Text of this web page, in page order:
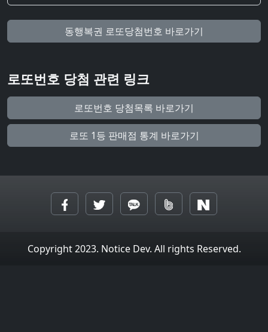
동행복권 로또당첨번호 바로가기
로또번호 당첨 관련 링크
로또번호 당첨목록 바로가기
로또 1등 판매점 통계 바로가기
Copyright 2023. Notice Dev. All rights Reserved.